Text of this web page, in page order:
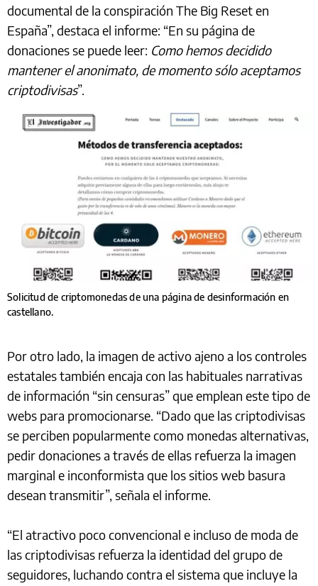
documental de la conspiración The Big Reset en
España”, destaca el informe: “En su página de
donaciones se puede leer: Como hemos decidido
mantener el anonimato, de momento sólo aceptamos
criptodivisas”.
Solicitud de criptomonedas de una página de desinformación en
castellano.
Por otro lado, la imagen de activo ajeno a los controles
estatales también encaja con las habituales narrativas
de información “sin censuras” que emplean este tipo de
webs para promocionarse. “Dado que las criptodivisas
se perciben popularmente como monedas alternativas,
pedir donaciones a través de ellas refuerza la imagen
marginal e inconformista que los sitios web basura
desean transmitir”, señala el informe.
“El atractivo poco convencional e incluso de moda de
las criptodivisas refuerza la identidad del grupo de
seguidores, luchando contra el sistema que incluye la